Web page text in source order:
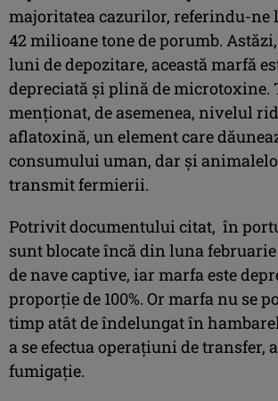
majoritatea cazurilor, referindu-ne
42 milioane tone de porumb.
luni de depozitare, această marfă
depreciată și plină de microtoxine.
menționat, de asemenea, nivelul
aflatoxină, un element care
consumului uman, dar și
transmit fermierii.
Potrivit documentului citat, în
sunt blocate încă din luna
de nave captive, iar marfa este
proporție de 100%. Or marfa nu se
timp atât de îndelungat în
a se efectua operațiuni de transfer,
fumigație.